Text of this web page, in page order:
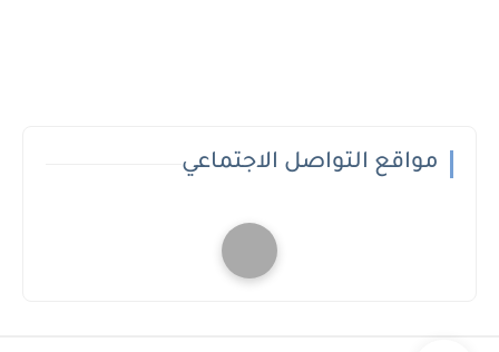
مواقع التواصل الاجتماعي